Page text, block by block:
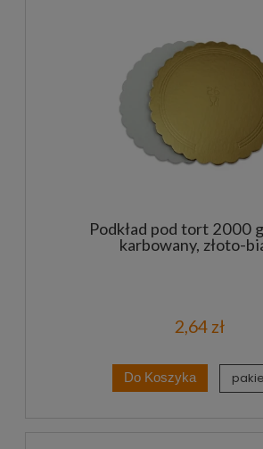
Podkład pod tort 2000
karbowany, złoto-
2,64 zł
Do Koszyka